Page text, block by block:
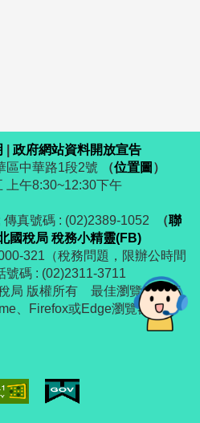
政府網站資料開放宣告
區中華路1段2號
（位置圖 ）
上午8:30~12:30下午
真號碼 : (02)2389-1052
（聯
國稅局 稅務小精靈(FB)
321（稅務問題，限辦公時間
號碼 : (02)2311-3711
局 版權所有 最佳瀏覽解析度
、Firefox或Edge瀏覽器